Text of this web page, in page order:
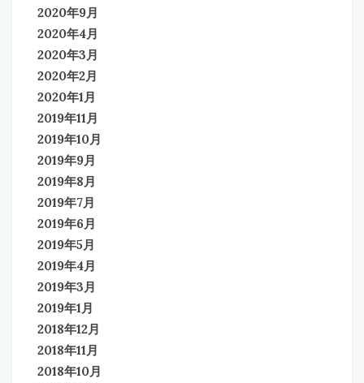
2020年9月
2020年4月
2020年3月
2020年2月
2020年1月
2019年11月
2019年10月
2019年9月
2019年8月
2019年7月
2019年6月
2019年5月
2019年4月
2019年3月
2019年1月
2018年12月
2018年11月
2018年10月